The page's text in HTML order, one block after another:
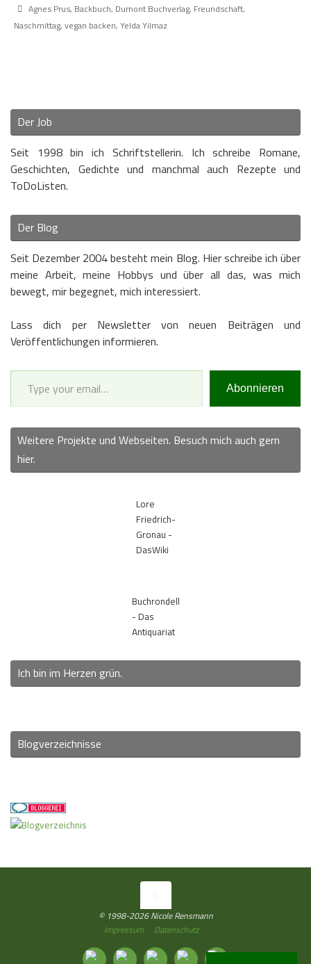
Agnes Prus, Backbuch, Dumont Buchverlag, Freundschaft,
Naschmittag, vegan backen, Yelda Yilmaz
Der Job
Seit 1998 bin ich Schriftstellerin. Ich schreibe Romane,
Geschichten, Gedichte und manchmal auch Rezepte und
ToDoListen.
Der Blog
Seit Dezember 2004 besteht mein Blog. Hier schreibe ich über
meine Arbeit, meine Hobbys und über all das, was mich
bewegt, mir begegnet, mich interessiert.
Lass dich per Newsletter von neuen Beiträgen und
Veröffentlichungen informieren.
Type your email…
Abonnieren
Weitere Projekte und Webseiten. Besuch mich auch gern
hier.
Lore
Friedrich-
Gronau -
DasWiki
Buchrondell
- Das
Antiquariat
Ich bin im Herzen grün.
Blogverzeichnisse
© 1998-2026 Nicole Rensmann
Impressum
Datenschutz